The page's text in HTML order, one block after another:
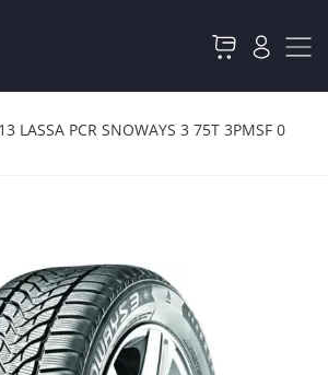
LASSA PCR SNOWAYS 3 75T 3PMSF 0